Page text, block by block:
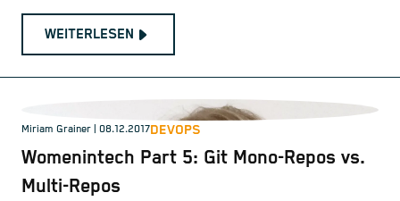
WEITERLESEN
Miriam Grainer | 08.12.2017DEVOPS
Womenintech Part 5: Git Mono-Repos vs.
Multi-Repos